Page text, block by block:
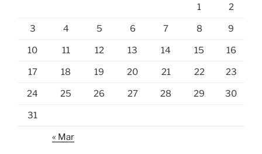
1 2
3 4 5 6 7 8 9
10 11 12 13 14 15 16
17 18 19 20 21 22 23
24 25 26 27 28 29 30
31
« Mar